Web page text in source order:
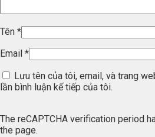
Tên *
Email *
Lưu tên của tôi, email, và trang
lần bình luận kế tiếp của tôi.
The reCAPTCHA verification period
the page.